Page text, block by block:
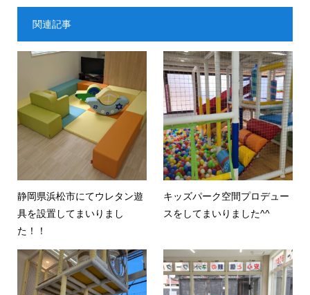
関連記事
静岡県浜松市にてウレタン遊
具を設置してまいりまし
た！！
キッズパーク空間プロデュー
スをしてまいりました^^